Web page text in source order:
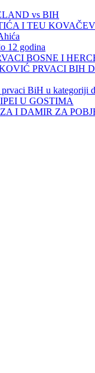
vs BIH
I TEU
12 godina
BOSNE I
PRVACI BIH
BiH u kategoriji
U GOSTIMA
I DAMIR ZA